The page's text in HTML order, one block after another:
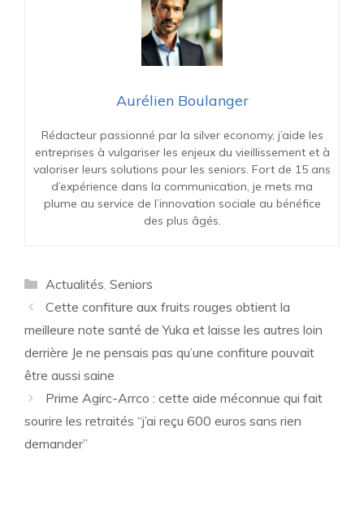
Aurélien Boulanger
Rédacteur passionné par la silver economy, j’aide les
entreprises à vulgariser les enjeux du vieillissement et à
valoriser leurs solutions pour les seniors. Fort de 15 ans
d’expérience dans la communication, je mets ma
plume au service de l’innovation sociale au bénéfice
des plus âgés.
Catégories
Actualités, Seniors
Cette confiture aux fruits rouges obtient la
meilleure note santé de Yuka et laisse les autres loin
derrière Je ne pensais pas qu’une confiture pouvait
être aussi saine
Prime Agirc-Arrco : cette aide méconnue qui fait
sourire les retraités “j’ai reçu 600 euros sans rien
demander”